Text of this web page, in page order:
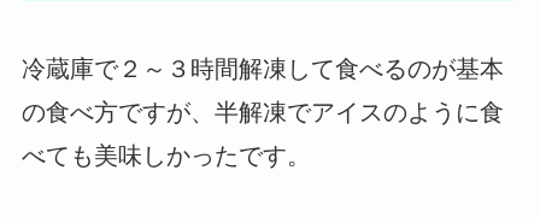
冷蔵庫で２～３時間解凍して食べるのが基本
の食べ方ですが、半解凍でアイスのように食
べても美味しかったです。